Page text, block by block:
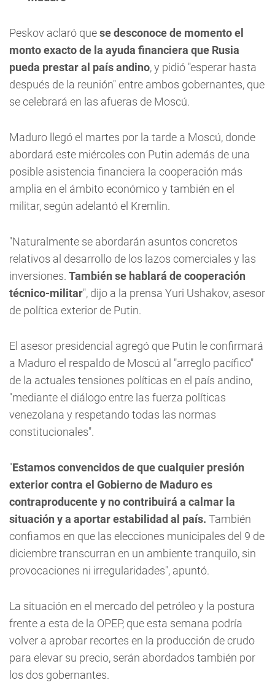
Peskov aclaró quese desconoce de momento el
monto exacto de la ayuda financiera que Rusia
pueda prestar al país andino, y pidió "esperar hasta
después de la reunión" entre ambos gobernantes, que
se celebrará en las afueras de Moscú.
Maduro llegó el martes por la tarde a Moscú, donde
abordará este miércoles con Putin además de una
posible asistencia financiera la cooperación más
amplia en el ámbito económico y también en el
militar, según adelantó el Kremlin.
"Naturalmente se abordarán asuntos concretos
relativos al desarrollo de los lazos comerciales y las
inversiones. También se hablará de cooperación
técnico-militar", dijo a la prensa Yuri Ushakov, asesor
de política exterior de Putin.
El asesor presidencial agregó que Putin le confirmará
a Maduro el respaldo de Moscú al "arreglo pacífico"
de la actuales tensiones políticas en el país andino,
"mediante el diálogo entre las fuerza políticas
venezolana y respetando todas las normas
constitucionales".
"Estamos convencidos de que cualquier presión
exterior contra el Gobierno de Maduro es
contraproducente y no contribuirá a calmar la
situación y a aportar estabilidad al país. También
confiamos en que las elecciones municipales del 9 de
diciembre transcurran en un ambiente tranquilo, sin
provocaciones ni irregularidades", apuntó.
La situación en el mercado del petróleo y la postura
frente a esta de la OPEP, que esta semana podría
volver a aprobar recortes en la producción de crudo
para elevar su precio, serán abordados también por
los dos gobernantes.